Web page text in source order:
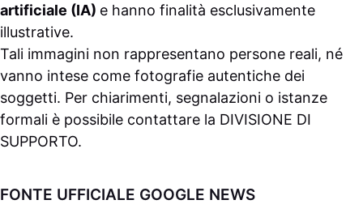
artificiale (IA) e hanno finalità esclusivamente
illustrative.
Tali immagini non rappresentano persone reali, né
vanno intese come fotografie autentiche dei
soggetti. Per chiarimenti, segnalazioni o istanze
formali è possibile contattare la DIVISIONE DI
SUPPORTO.
FONTE UFFICIALE GOOGLE NEWS